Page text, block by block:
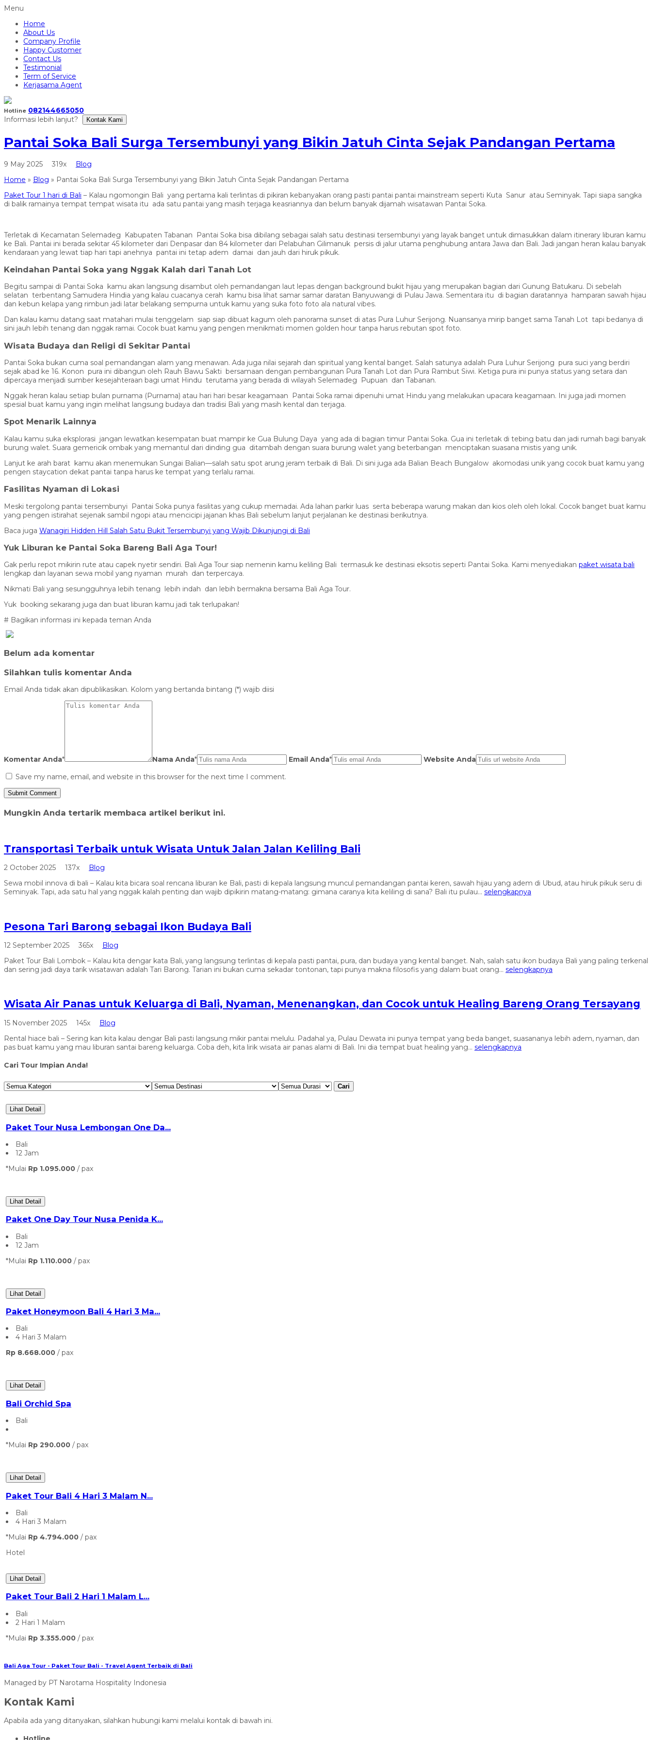
Menu
Home
About Us
Company Profile
Happy Customer
Contact Us
Testimonial
Term of Service
Kerjasama Agent
Hotline 082144665050
Informasi lebih lanjut?
Kontak Kami
Pantai Soka Bali Surga Tersembunyi yang Bikin Jatuh Cinta Sejak Pandangan Pertama
9 May 2025 319x
Blog
Home » Blog » Pantai Soka Bali Surga Tersembunyi yang Bikin Jatuh Cinta Sejak Pandangan Pertama
Paket Tour 1 hari di Bali – Kalau ngomongin Bali yang pertama kali terlintas di pikiran kebanyakan orang pasti pantai pantai mainstream seperti Kuta Sanur atau Seminyak. Tapi siapa sangka
di balik ramainya tempat tempat wisata itu ada satu pantai yang masih terjaga keasriannya dan belum banyak dijamah wisatawan Pantai Soka.
Terletak di Kecamatan Selemadeg Kabupaten Tabanan Pantai Soka bisa dibilang sebagai salah satu destinasi tersembunyi yang layak banget untuk dimasukkan dalam itinerary liburan kamu
ke Bali. Pantai ini berada sekitar 45 kilometer dari Denpasar dan 84 kilometer dari Pelabuhan Gilimanuk persis di jalur utama penghubung antara Jawa dan Bali. Jadi jangan heran kalau banyak
kendaraan yang lewat tiap hari tapi anehnya pantai ini tetap adem damai dan jauh dari hiruk pikuk.
Keindahan Pantai Soka yang Nggak Kalah dari Tanah Lot
Begitu sampai di Pantai Soka kamu akan langsung disambut oleh pemandangan laut lepas dengan background bukit hijau yang merupakan bagian dari Gunung Batukaru. Di sebelah
selatan terbentang Samudera Hindia yang kalau cuacanya cerah kamu bisa lihat samar samar daratan Banyuwangi di Pulau Jawa. Sementara itu di bagian daratannya hamparan sawah hijau
dan kebun kelapa yang rimbun jadi latar belakang sempurna untuk kamu yang suka foto foto ala natural vibes.
Dan kalau kamu datang saat matahari mulai tenggelam siap siap dibuat kagum oleh panorama sunset di atas Pura Luhur Serijong. Nuansanya mirip banget sama Tanah Lot tapi bedanya di
sini jauh lebih tenang dan nggak ramai. Cocok buat kamu yang pengen menikmati momen golden hour tanpa harus rebutan spot foto.
Wisata Budaya dan Religi di Sekitar Pantai
Pantai Soka bukan cuma soal pemandangan alam yang menawan. Ada juga nilai sejarah dan spiritual yang kental banget. Salah satunya adalah Pura Luhur Serijong pura suci yang berdiri
sejak abad ke 16. Konon pura ini dibangun oleh Rauh Bawu Sakti bersamaan dengan pembangunan Pura Tanah Lot dan Pura Rambut Siwi. Ketiga pura ini punya status yang setara dan
dipercaya menjadi sumber kesejahteraan bagi umat Hindu terutama yang berada di wilayah Selemadeg Pupuan dan Tabanan.
Nggak heran kalau setiap bulan purnama (Purnama) atau hari hari besar keagamaan Pantai Soka ramai dipenuhi umat Hindu yang melakukan upacara keagamaan. Ini juga jadi momen
spesial buat kamu yang ingin melihat langsung budaya dan tradisi Bali yang masih kental dan terjaga.
Spot Menarik Lainnya
Kalau kamu suka eksplorasi jangan lewatkan kesempatan buat mampir ke Gua Bulung Daya yang ada di bagian timur Pantai Soka. Gua ini terletak di tebing batu dan jadi rumah bagi banyak
burung walet. Suara gemericik ombak yang memantul dari dinding gua ditambah dengan suara burung walet yang beterbangan menciptakan suasana mistis yang unik.
Lanjut ke arah barat kamu akan menemukan Sungai Balian—salah satu spot arung jeram terbaik di Bali. Di sini juga ada Balian Beach Bungalow akomodasi unik yang cocok buat kamu yang
pengen staycation dekat pantai tanpa harus ke tempat yang terlalu ramai.
Fasilitas Nyaman di Lokasi
Meski tergolong pantai tersembunyi Pantai Soka punya fasilitas yang cukup memadai. Ada lahan parkir luas serta beberapa warung makan dan kios oleh oleh lokal. Cocok banget buat kamu
yang pengen istirahat sejenak sambil ngopi atau mencicipi jajanan khas Bali sebelum lanjut perjalanan ke destinasi berikutnya.
Baca juga Wanagiri Hidden Hill Salah Satu Bukit Tersembunyi yang Wajib Dikunjungi di Bali
Yuk Liburan ke Pantai Soka Bareng Bali Aga Tour!
Gak perlu repot mikirin rute atau capek nyetir sendiri. Bali Aga Tour siap nemenin kamu keliling Bali termasuk ke destinasi eksotis seperti Pantai Soka. Kami menyediakan paket wisata bali
lengkap dan layanan sewa mobil yang nyaman murah dan terpercaya.
Nikmati Bali yang sesungguhnya lebih tenang lebih indah dan lebih bermakna bersama Bali Aga Tour.
Yuk booking sekarang juga dan buat liburan kamu jadi tak terlupakan!
# Bagikan informasi ini kepada teman Anda
Belum ada komentar
Silahkan tulis komentar Anda
Email Anda tidak akan dipublikasikan. Kolom yang bertanda bintang (*) wajib diisi
Komentar Anda* Nama Anda* Email Anda*
Website Anda
Save my name, email, and website in this browser for the next time I comment.
Mungkin Anda tertarik membaca artikel berikut ini.
Transportasi Terbaik untuk Wisata Untuk Jalan Jalan Keliling Bali
2 October 2025 137x
Blog
Sewa mobil innova di bali – Kalau kita bicara soal rencana liburan ke Bali, pasti di kepala langsung muncul pemandangan pantai keren, sawah hijau yang adem di Ubud, atau hiruk pikuk seru di
Seminyak. Tapi, ada satu hal yang nggak kalah penting dan wajib dipikirin matang-matang: gimana caranya kita keliling di sana? Bali itu pulau... selengkapnya
Pesona Tari Barong sebagai Ikon Budaya Bali
12 September 2025 365x
Blog
Paket Tour Bali Lombok – Kalau kita dengar kata Bali, yang langsung terlintas di kepala pasti pantai, pura, dan budaya yang kental banget. Nah, salah satu ikon budaya Bali yang paling terkenal
dan sering jadi daya tarik wisatawan adalah Tari Barong. Tarian ini bukan cuma sekadar tontonan, tapi punya makna filosofis yang dalam buat orang... selengkapnya
Wisata Air Panas untuk Keluarga di Bali, Nyaman, Menenangkan, dan Cocok untuk Healing Bareng Orang Tersayang
15 November 2025 145x
Blog
Rental hiace bali – Sering kan kita kalau dengar Bali pasti langsung mikir pantai melulu. Padahal ya, Pulau Dewata ini punya tempat yang beda banget, suasananya lebih adem, nyaman, dan
pas buat kamu yang mau liburan santai bareng keluarga. Coba deh, kita lirik wisata air panas alami di Bali. Ini dia tempat buat healing yang... selengkapnya
Cari Tour Impian Anda!
Cari
Lihat Detail
Paket Tour Nusa Lembongan One Da...
Bali
12 Jam
*Mulai Rp 1.095.000 / pax
Lihat Detail
Paket One Day Tour Nusa Penida K...
Bali
12 Jam
*Mulai Rp 1.110.000 / pax
Lihat Detail
Paket Honeymoon Bali 4 Hari 3 Ma...
Bali
4 Hari 3 Malam
Rp 8.668.000 / pax
Lihat Detail
Bali Orchid Spa
Bali
*Mulai Rp 290.000 / pax
Lihat Detail
Paket Tour Bali 4 Hari 3 Malam N...
Bali
4 Hari 3 Malam
*Mulai Rp 4.794.000 / pax
Hotel
Lihat Detail
Paket Tour Bali 2 Hari 1 Malam L...
Bali
2 Hari 1 Malam
*Mulai Rp 3.355.000 / pax
Bali Aga Tour - Paket Tour Bali - Travel Agent Terbaik di Bali
Managed by PT Narotama Hospitality Indonesia
Kontak Kami
Apabila ada yang ditanyakan, silahkan hubungi kami melalui kontak di bawah ini.